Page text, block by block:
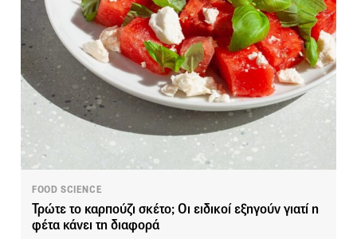
FOOD SCIENCE
Τρώτε το καρπούζι σκέτο; Οι ειδικοί εξηγούν γιατί η
φέτα κάνει τη διαφορά